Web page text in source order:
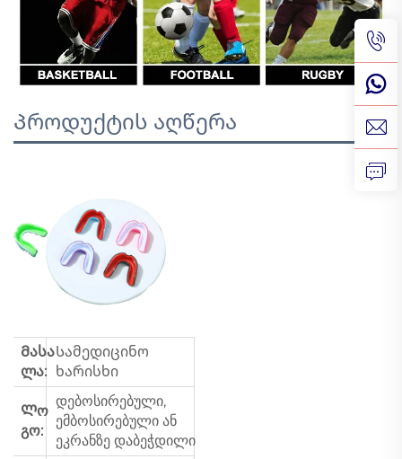
Პროდუქტის აღწერა
Მასა
ლა:
Სამედიცინო
ხარისხი
Ლო
გო:
დებოსირებული,
ემბოსირებული ან
ეკრანზე დაბეჭდილი